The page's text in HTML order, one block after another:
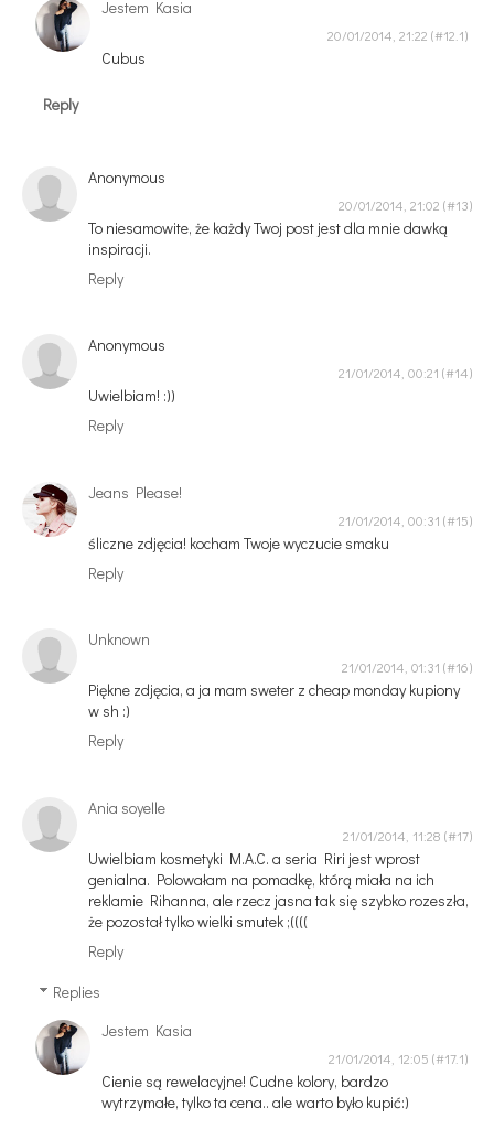
Jestem Kasia
20/01/2014, 21:22
Cubus
Reply
Anonymous
20/01/2014, 21:02
To niesamowite, że każdy Twoj post jest dla mnie dawką
inspiracji.
Reply
Anonymous
21/01/2014, 00:21
Uwielbiam! :))
Reply
Jeans Please!
21/01/2014, 00:31
śliczne zdjęcia! kocham Twoje wyczucie smaku
Reply
Unknown
21/01/2014, 01:31
Piękne zdjęcia, a ja mam sweter z cheap monday kupiony
w sh :)
Reply
Ania soyelle
21/01/2014, 11:28
Uwielbiam kosmetyki M.A.C. a seria Riri jest wprost
genialna. Polowałam na pomadkę, którą miała na ich
reklamie Rihanna, ale rzecz jasna tak się szybko rozeszła,
że pozostał tylko wielki smutek ;((((
Reply
Replies
Jestem Kasia
21/01/2014, 12:05
Cienie są rewelacyjne! Cudne kolory, bardzo
wytrzymałe, tylko ta cena.. ale warto było kupić:)